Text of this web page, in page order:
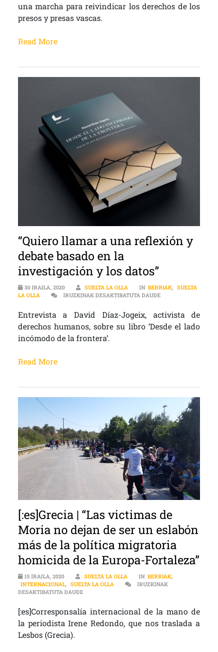
una marcha para reivindicar los derechos de los
presos y presas vascas.
Read More
“Quiero llamar a una reflexión y
debate basado en la
investigación y los datos”
30 IRAILA, 2020 SUELTA LA OLLA IN BERRIAK, SUELTA
LA OLLA
IRUZKINAK DESAKTIBATUTA DAUDE“QUIERO LLAMAR A
Entrevista a David Díaz-Jogeix, activista de
derechos humanos, sobre su libro ‘Desde el lado
incómodo de la frontera’.
Read More
[:es]Grecia | “Las victimas de
Moria no dejan de ser un eslabón
más de la política migratoria
homicida de la Europa-Fortaleza”
15 IRAILA, 2020 SUELTA LA OLLA IN BERRIAK,
INTERNACIONAL, SUELTA LA OLLA
IRUZKINAK
DESAKTIBATUTA DAUDE[:ES]GRECIA | “LAS VICTIMAS DE MORIA NO
[:es]Corresponsalía internacional de la mano de
la periodista Irene Redondo, que nos traslada a
Lesbos (Grecia).